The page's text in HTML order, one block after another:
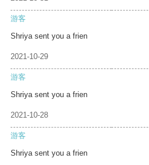
游客
Shriya sent you a frien
2021-10-29
游客
Shriya sent you a frien
2021-10-28
游客
Shriya sent you a frien